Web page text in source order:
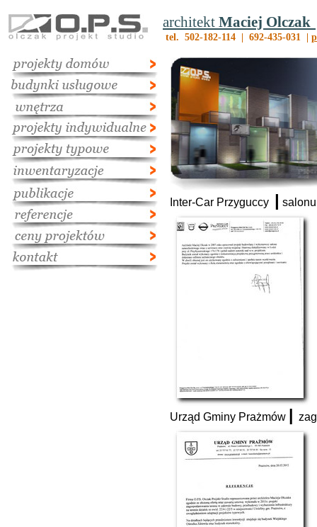
architekt Maciej Olczak
tel. 502-182-114 | 692-435-031 |
Inter-Car Przyguccy |
Urząd Gminy Prażmów |